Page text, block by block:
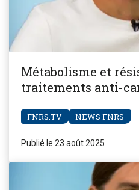
Métabolisme et
traitements anti-
FNRS.TV NEWS FNRS
Publié le 23 août 2025